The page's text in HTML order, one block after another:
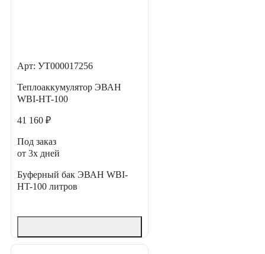
Арт: УТ000017256
Теплоаккумулятор ЭВАН
WBI-HT-100
41 160 ₽
Под заказ
от 3х дней
Буферный бак ЭВАН WBI-
HT-100 литров